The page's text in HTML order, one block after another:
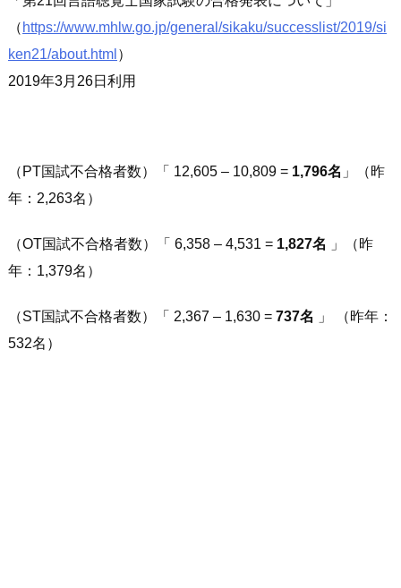
（ https://www.mhlw.go.jp/general/sikaku/successlist/2019/si
ken21/about.html ）
2019年3月26日利用
（PT国試不合格者数）「 12,605 – 10,809 = 1,796名 」（昨
年：2,263名）
（OT国試不合格者数）「 6,358 – 4,531 = 1,827名
」（昨
年：1,379名）
（ST国試不合格者数）「 2,367 – 1,630 = 737名
」 （昨年：
532名）